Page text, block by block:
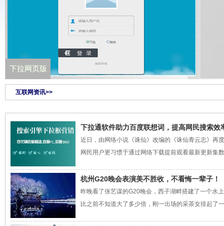
下拉网页版
互联网资讯>>
下拉通软件助力百度联想词，提高网民搜索效
近日，由网络小说《诛仙》改编的《诛仙青云志》再
网民用户更习惯于通过网络下载提前观看最新更新集
杭州G20晚会表演美不胜收，不看悔一辈子！
昨晚看了张艺谋的G20晚会，西子湖畔搭建了一个水
比之前不知道大了多少倍，刚一出场的采茶女排起了